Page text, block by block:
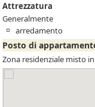
Attrezzatura
Generalmente
arredamento
Posto di
Zona residenziale misto